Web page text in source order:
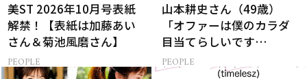
美ST 2026年10月号表紙
解禁！【表紙は加藤あい
さん＆菊池風磨さん】
PEOPLE
山本耕史さん（49歳）
「オファーは僕のカラダ
目当てらしいです
（笑）」全編英語ミュー
ジカルへの挑戦
PEOPLE